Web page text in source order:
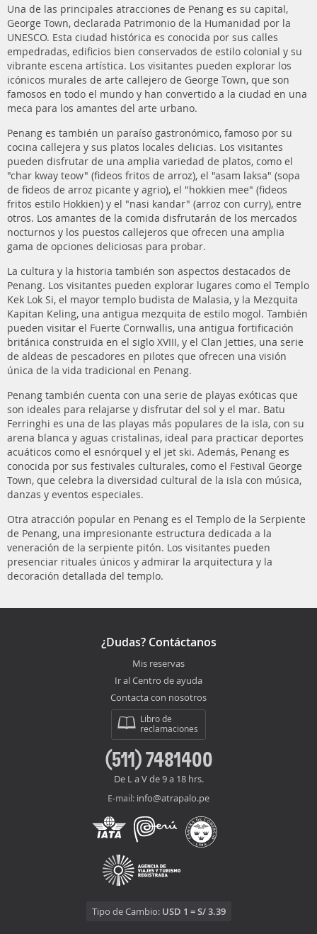
Una de las principales atracciones de Penang es su capital,
George Town, declarada Patrimonio de la Humanidad por la
UNESCO. Esta ciudad histórica es conocida por sus calles
empedradas, edificios bien conservados de estilo colonial y su
vibrante escena artística. Los visitantes pueden explorar los
icónicos murales de arte callejero de George Town, que son
famosos en todo el mundo y han convertido a la ciudad en una
meca para los amantes del arte urbano.
Penang es también un paraíso gastronómico, famoso por su
cocina callejera y sus platos locales delicias. Los visitantes
pueden disfrutar de una amplia variedad de platos, como el
"char kway teow" (fideos fritos de arroz), el "asam laksa" (sopa
de fideos de arroz picante y agrio), el "hokkien mee" (fideos
fritos estilo Hokkien) y el "nasi kandar" (arroz con curry), entre
otros. Los amantes de la comida disfrutarán de los mercados
nocturnos y los puestos callejeros que ofrecen una amplia
gama de opciones deliciosas para probar.
La cultura y la historia también son aspectos destacados de
Penang. Los visitantes pueden explorar lugares como el Templo
Kek Lok Si, el mayor templo budista de Malasia, y la Mezquita
Kapitan Keling, una antigua mezquita de estilo mogol. También
pueden visitar el Fuerte Cornwallis, una antigua fortificación
británica construida en el siglo XVIII, y el Clan Jetties, una serie
de aldeas de pescadores en pilotes que ofrecen una visión
única de la vida tradicional en Penang.
Penang también cuenta con una serie de playas exóticas que
son ideales para relajarse y disfrutar del sol y el mar. Batu
Ferringhi es una de las playas más populares de la isla, con su
arena blanca y aguas cristalinas, ideal para practicar deportes
acuáticos como el esnórquel y el jet ski. Además, Penang es
conocida por sus festivales culturales, como el Festival George
Town, que celebra la diversidad cultural de la isla con música,
danzas y eventos especiales.
Otra atracción popular en Penang es el Templo de la Serpiente
de Penang, una impresionante estructura dedicada a la
veneración de la serpiente pitón. Los visitantes pueden
presenciar rituales únicos y admirar la arquitectura y la
decoración detallada del templo.
¿Dudas? Contáctanos
Mis reservas
Ir al Centro de ayuda
Contacta con nosotros
Libro de
reclamaciones
(511) 7481400
De L a V de 9 a 18 hrs.
E-mail: info@atrapalo.pe
Tipo de Cambio: USD 1 = S/ 3.39